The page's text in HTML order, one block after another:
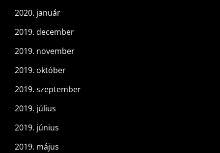
2020. január
2019. december
2019. november
2019. október
2019. szeptember
2019. július
2019. június
2019. május